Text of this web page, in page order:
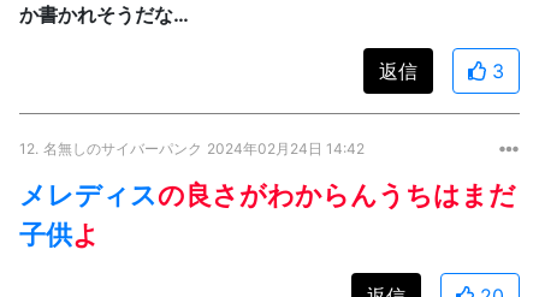
か書かれそうだな…
返信 3
12. 名無しのサイバーパンク 2024年02月24日 14:42
メレディスの良さがわからんうちはまだ
子供よ